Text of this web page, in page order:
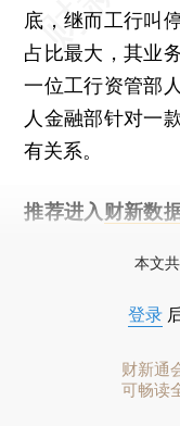
底，继而工行叫
占比最大，其业
一位工行资管部
人金融部针对一
有关系。
推荐进入 财新数
本文
登录
财新通
可畅读